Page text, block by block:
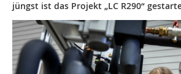
jüngst ist das Projekt „LC R290“